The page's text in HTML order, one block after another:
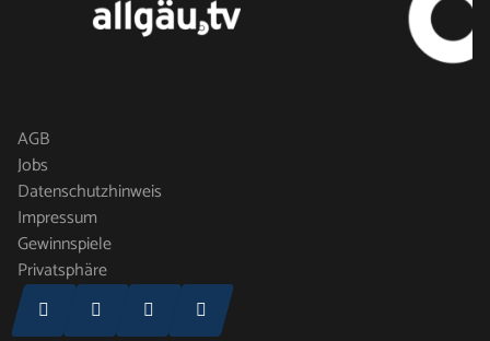
AGB
Jobs
Datenschutzhinweis
Impressum
Gewinnspiele
Privatsphäre